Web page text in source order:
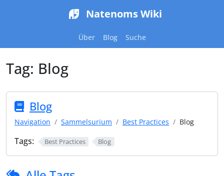
Natenoms Wiki
Über Blog Suche
Tag: Blog
Blog
Navigation Sammelsurium Best Practices Blog
Tags: Best Practices Blog